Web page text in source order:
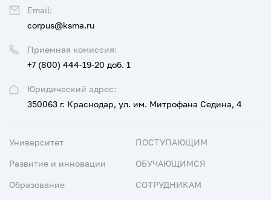
Юридический адрес:
350063 г. Краснодар, ул. им. Митрофана Седина, 4
Приемная комиссия:
+7 (800) 444-19-20 доб. 1
Email:
corpus@ksma.ru
Университет
Развитие и инновации
Образование
ПОСТУПАЮЩИМ
ОБУЧАЮЩИМСЯ
СОТРУДНИКАМ